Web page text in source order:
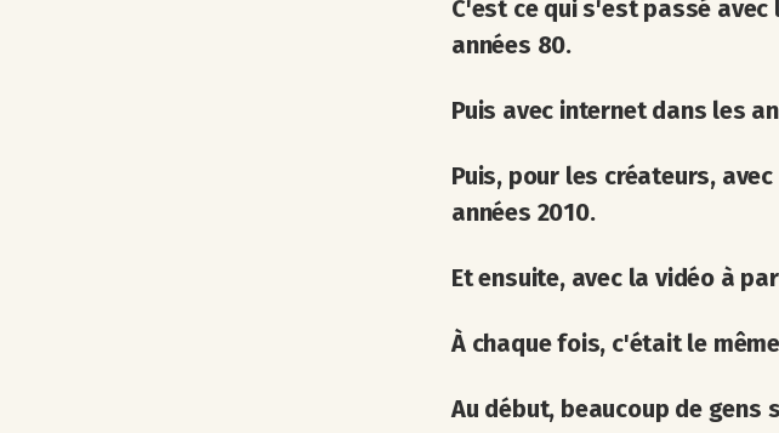
C'est ce qui s'est passé
années 80.
Puis avec internet dans les
Puis, pour les créateurs,
années 2010.
Et ensuite, avec la vidéo à
À chaque fois, c'était le
Au début, beaucoup de